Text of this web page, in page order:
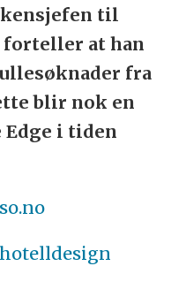
til
forteller at han
fra
blir nok en
i tiden